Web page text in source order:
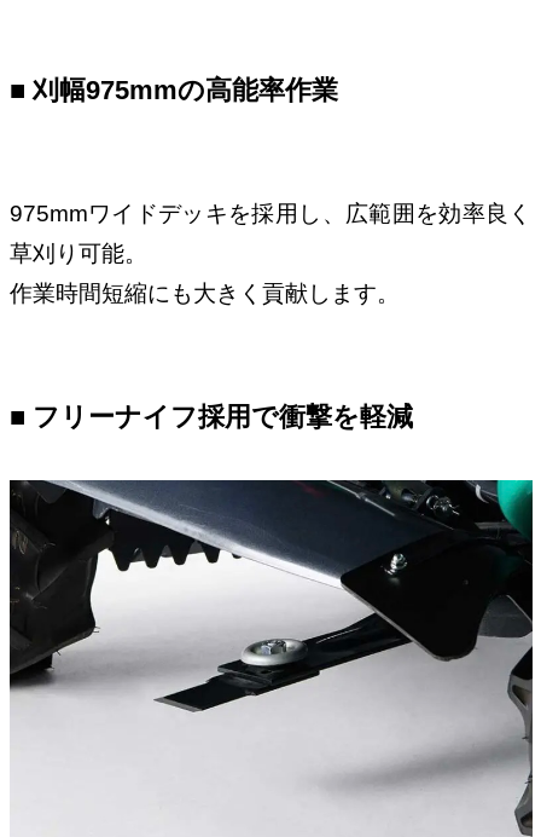
■ 刈幅975mmの高能率作業
975mmワイドデッキを採用し、広範囲を効率良く
草刈り可能。
作業時間短縮にも大きく貢献します。
■ フリーナイフ採用で衝撃を軽減